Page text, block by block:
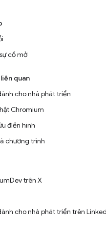
cố mở
quan
cho nhà phát triển
Chromium
điển hình
chương trình
trên X
cho nhà phát triển trên